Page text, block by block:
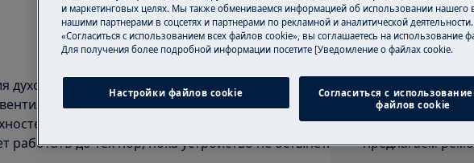
духового шкафа не останавливается. Когда
охлаждения автоматически включается
устройства. При выключении прибора
работать до тех пор, пока устройство не остынет.
Записаться на
Вам нужен
удовольствием
оригинальные
предлагаем
и маркетинговых целях. Мы также обмениваемся информацией об использовании нашего
нашими партнерами в соцсетях и партнерами по рекламной и аналитической
«Согласиться с использованием всех файлов cookie», вы соглашаетесь на использование
Для получения более подробной информации посетите [Уведомление о файлах cookie.
Настройки файлов cookie
Согласиться с
файлов cookie